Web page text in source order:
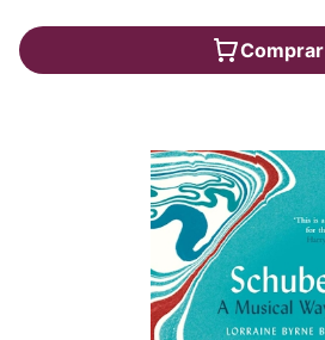
Comprar